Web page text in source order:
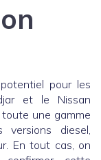
pour les
et le Nissan
une gamme
diesel,
En tout cas, on